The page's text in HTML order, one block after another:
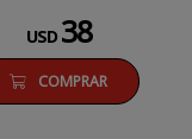
USD 38
COMPRAR